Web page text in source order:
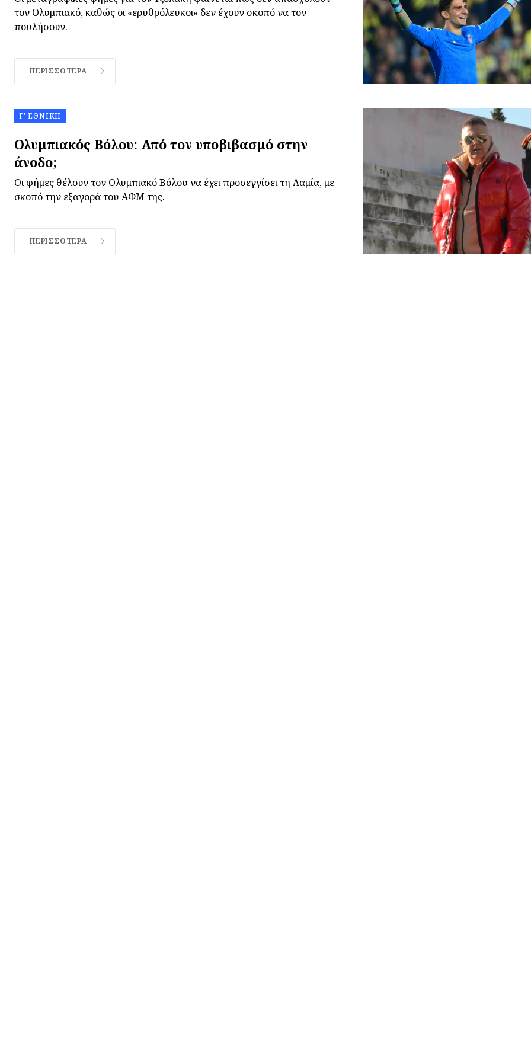
τον Ολυμπιακό, καθώς οι «ερυθρόλευκοι» δεν έχουν σκοπό να τον
πουλήσουν.
ΠΕΡΙΣΣΌΤΕΡΑ
Γ' ΕΘΝΙΚΉ
Ολυμπιακός Βόλου: Από τον υποβιβασμό στην
άνοδο;
Οι φήμες θέλουν τον Ολυμπιακό Βόλου να έχει προσεγγίσει τη Λαμία, με
σκοπό την εξαγορά του ΑΦΜ της.
ΠΕΡΙΣΣΌΤΕΡΑ